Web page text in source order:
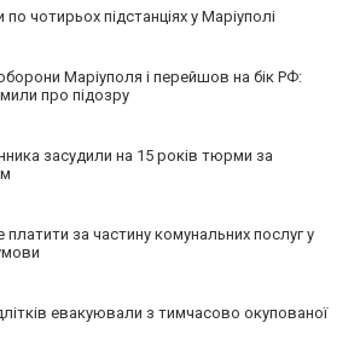
чотирьох підстанціях у Маріуполі
Маріуполя і перейшов на бік РФ:
про підозру
засудили на 15 років тюрми за
за частину комунальних послуг у
евакуювали з тимчасово окупованої